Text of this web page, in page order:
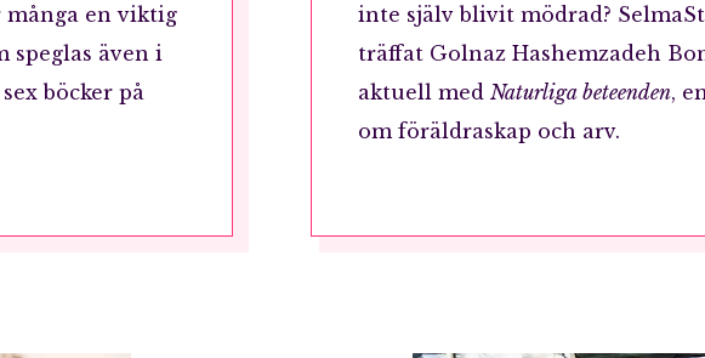
en viktig
speglas även i
böcker på
inte själv blivit mödrad?
träffat Golnaz Hashemzadeh
aktuell med Naturliga beteenden,
om föräldraskap och arv.